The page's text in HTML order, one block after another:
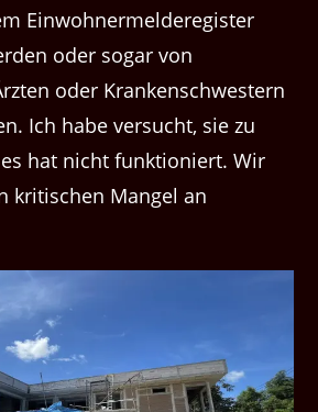
Einwohnermelderegister
oder sogar von
oder Krankenschwestern
Ich habe versucht, sie zu
hat nicht funktioniert. Wir
kritischen Mangel an